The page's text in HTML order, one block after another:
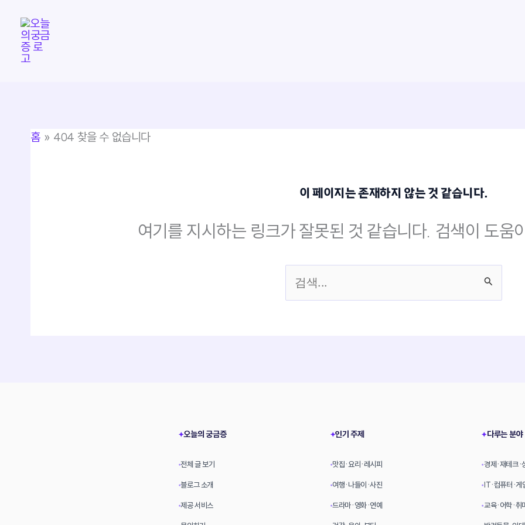
홈 404 찾을 수 없습니다
이 페이지는 존재하지 않는 것 같습니다.
여기를 지시하는 링크가 잘못된 것 같습니다. 검색이 도움
✦오늘의 궁금증
•전체 글 보기
•블로그 소개
•제공 서비스
✦인기 주제
•맛집·요리·레시피
•여행·나들이·사진
•드라마·영화·연예
✦다루는 분야
•경제·재테크·
•IT·컴퓨터·게
•교육·어학·취